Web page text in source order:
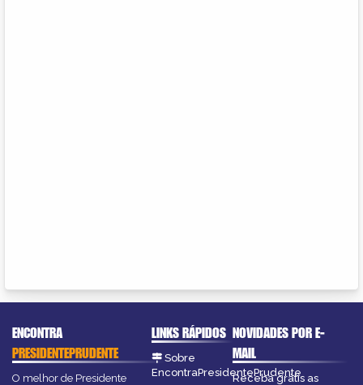
ENCONTRA
PRESIDENTEPRUDENTE
O melhor de Presidente
LINKS RÁPIDOS
Sobre
EncontraPresidentePrudente
NOVIDADES POR E-
MAIL
Receba grátis as